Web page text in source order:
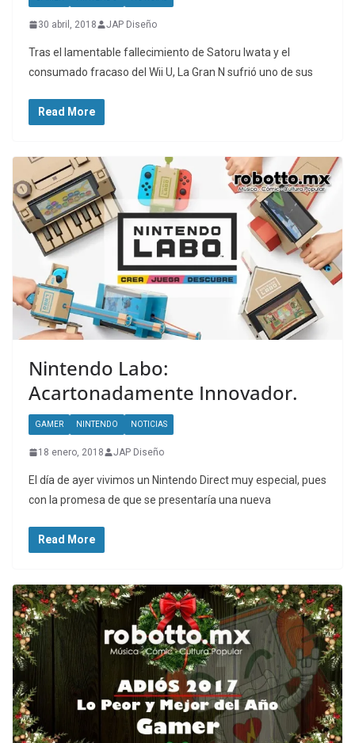
30 abril, 2018 JAP Diseño
Tras el lamentable fallecimiento de Satoru Iwata y el
consumado fracaso del Wii U, La Gran N sufrió uno de sus
Read More
Nintendo Labo:
Acartonadamente Innovador.
GAMER NINTENDO NOTICIAS
18 enero, 2018 JAP Diseño
El día de ayer vivimos un Nintendo Direct muy especial, pues
con la promesa de que se presentaría una nueva
Read More